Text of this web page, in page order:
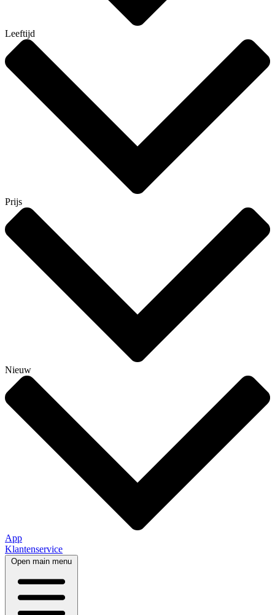
Leeftijd
Prijs
Nieuw
App
Klantenservice
Open main menu